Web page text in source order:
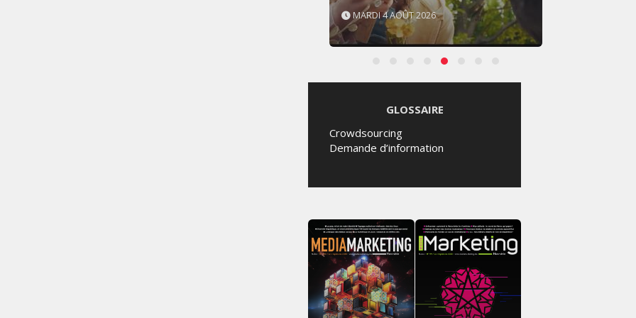
MARDI 4 AOÛT 2026
GLOSSAIRE
Crowdsourcing
Demande d’information